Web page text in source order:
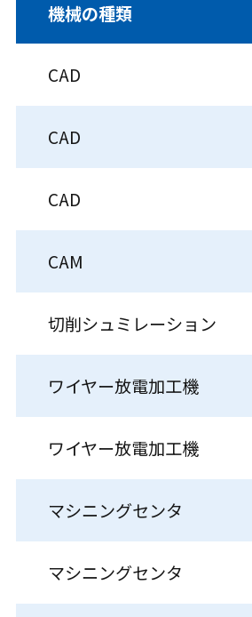
機械の種類
CAD
CAD
CAD
CAM
切削シュミレーション
ワイヤー放電加工機
ワイヤー放電加工機
マシニングセンタ
マシニングセンタ